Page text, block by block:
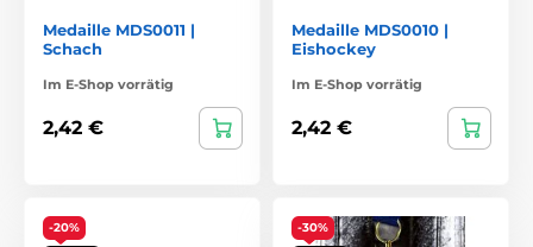
Medaille MDS0011 |
Schach
Im E-Shop vorrätig
2,42 €
Medaille MDS0010 |
Eishockey
Im E-Shop vorrätig
2,42 €
-20%
-30%